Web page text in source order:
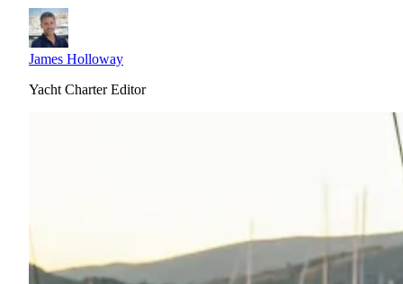
James Holloway
Yacht Charter Editor